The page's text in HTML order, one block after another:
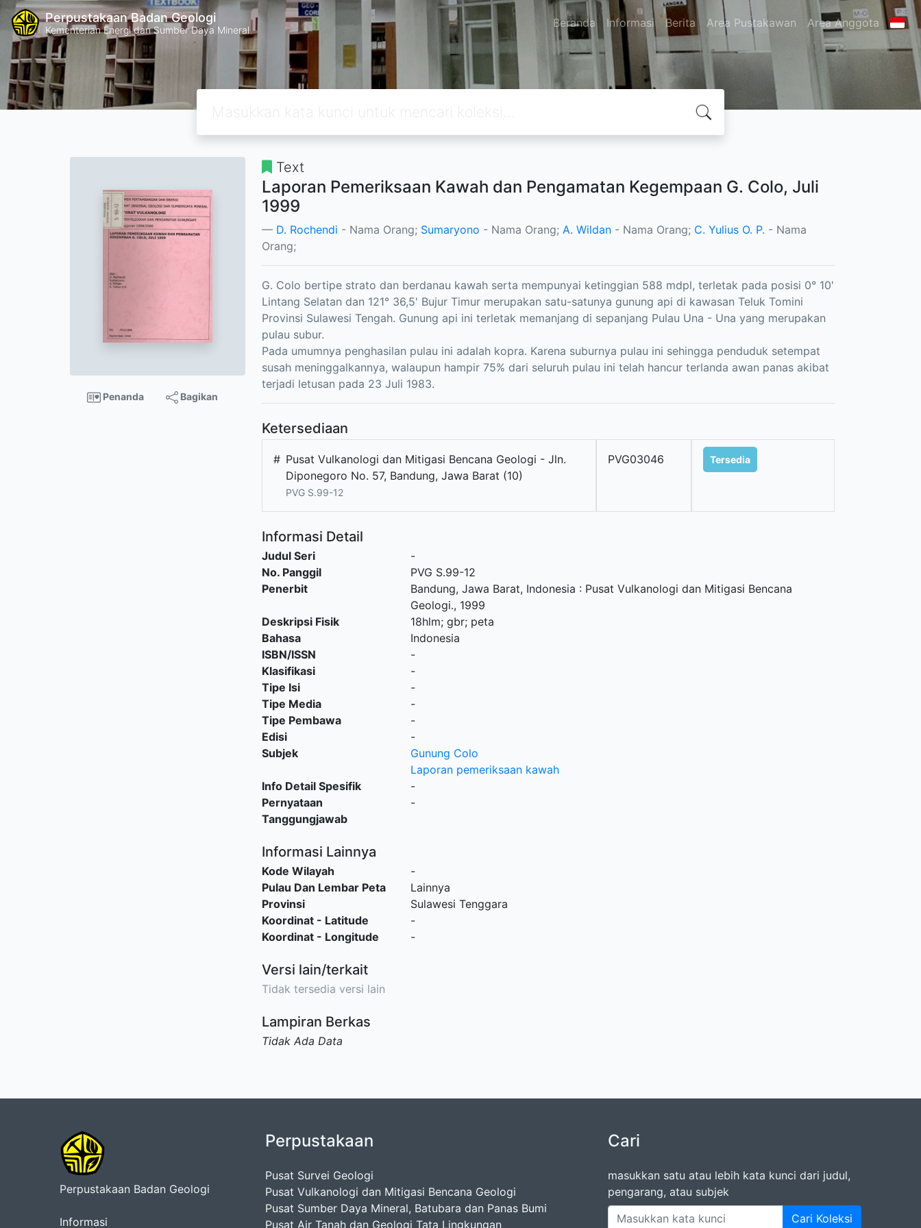
Perpustakaan Badan Geologi
Kementerian Energi dan Sumber Daya Mineral Beranda Informasi Berita Area Pustakawan Area Anggota
Penanda Bagikan
Text
Laporan Pemeriksaan Kawah dan Pengamatan Kegempaan G. Colo, Juli
1999
D. Rochendi - Nama Orang; Sumaryono - Nama Orang; A. Wildan - Nama Orang; C. Yulius O. P. - Nama
Orang;
G. Colo bertipe strato dan berdanau kawah serta mempunyai ketinggian 588 mdpl, terletak pada posisi 0° 10'
Lintang Selatan dan 121° 36,5' Bujur Timur merupakan satu-satunya gunung api di kawasan Teluk Tomini
Provinsi Sulawesi Tengah. Gunung api ini terletak memanjang di sepanjang Pulau Una - Una yang merupakan
pulau subur.
Pada umumnya penghasilan pulau ini adalah kopra. Karena suburnya pulau ini sehingga penduduk setempat
susah meninggalkannya, walaupun hampir 75% dari seluruh pulau ini telah hancur terlanda awan panas akibat
terjadi letusan pada 23 Juli 1983.
Ketersediaan
# Pusat Vulkanologi dan Mitigasi Bencana Geologi - Jln.
Diponegoro No. 57, Bandung, Jawa Barat (10)
PVG S.99-12
PVG03046 Tersedia
Informasi Detail
Judul Seri
-
No. Panggil
PVG S.99-12
Penerbit
Bandung, Jawa Barat, Indonesia : Pusat Vulkanologi dan Mitigasi Bencana
Geologi., 1999
Deskripsi Fisik
18hlm; gbr; peta
Bahasa
Indonesia
ISBN/ISSN
-
Klasifikasi
-
Tipe Isi
-
Tipe Media
-
Tipe Pembawa
-
Edisi
-
Subjek
Gunung Colo
Laporan pemeriksaan kawah
Info Detail Spesifik
-
Pernyataan
Tanggungjawab
-
Informasi Lainnya
Kode Wilayah
-
Pulau Dan Lembar Peta
Lainnya
Provinsi
Sulawesi Tenggara
Koordinat - Latitude
-
Koordinat - Longitude
-
Versi lain/terkait
Tidak tersedia versi lain
Lampiran Berkas
Tidak Ada Data
Perpustakaan Badan Geologi
Informasi
Perpustakaan
Pusat Survei Geologi
Pusat Vulkanologi dan Mitigasi Bencana Geologi
Pusat Sumber Daya Mineral, Batubara dan Panas Bumi
Pusat Air Tanah dan Geologi Tata Lingkungan
Cari
masukkan satu atau lebih kata kunci dari judul,
pengarang, atau subjek
Cari Koleksi